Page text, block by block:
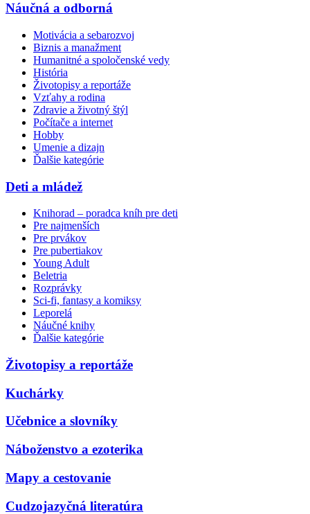
Náučná a odborná
Motivácia a sebarozvoj
Biznis a manažment
Humanitné a spoločenské vedy
História
Životopisy a reportáže
Vzťahy a rodina
Zdravie a životný štýl
Počítače a internet
Hobby
Umenie a dizajn
Ďalšie kategórie
Deti a mládež
Knihorad – poradca kníh pre deti
Pre najmenších
Pre prvákov
Pre pubertiakov
Young Adult
Beletria
Rozprávky
Sci-fi, fantasy a komiksy
Leporelá
Náučné knihy
Ďalšie kategórie
Životopisy a reportáže
Kuchárky
Učebnice a slovníky
Náboženstvo a ezoterika
Mapy a cestovanie
Cudzojazyčná literatúra